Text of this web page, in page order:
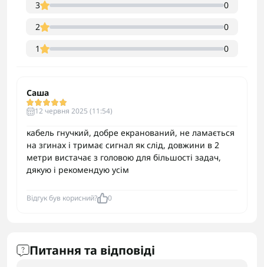
3
0
2
0
1
0
Саша
12 червня 2025 (11:54)
кабель гнучкий, добре екранований, не ламається
на згинах і тримає сигнал як слід, довжини в 2
метри вистачає з головою для більшості задач,
дякую і рекомендую усім
Відгук був корисний? 0
Питання та відповіді